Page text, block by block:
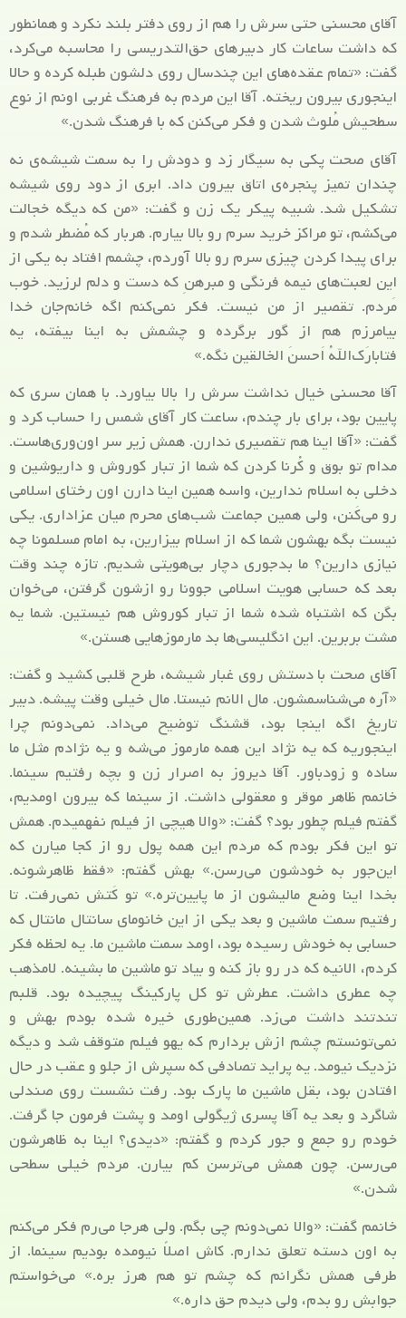
آقای محسنی حتی سرش را هم از روی دفتر بلند نکرد و همانطور
که داشت ساعات کار دبیرهای حق‌التدریسی را محاسبه می‌کرد،
گفت: «تمام عقده‌های این چندسال روی دلشون طبله کرده و حالا
اینجوری بیرون ریخته. آقا این مردم به فرهنگ غربی اونم از نوع
سطحیش مُلوث شدن و فکر می‌کنن که با فرهنگ شدن.»
آقای صحت پکی به سیگار زد و دودش را به سمت شیشه‌ی نه
چندان تمیز پنجره‌ی اتاق بیرون داد. ابری از دود روی شیشه
تشکیل شد. شبیه پیکر یک زن و گفت: «من که دیگه خجالت
می‌کشم، تو مراکز خرید سرم رو بالا بیارم. هربار که مُضطر شدم و
برای پیدا کردن چیزی سرم رو بالا آوردم، چشمم افتاد به یکی از
این لعبت‌های نیمه فرنگی و مبرهنِ که دست و دلم لرزید. خوب
مَردم. تقصیر از من نیست. فکر نمی‌کنم اگه خانم‌جان خدا
بیامرزم هم از گور برگرده و چشمش به اینا بیفته، یه
فتابارَک‌اللهُ اَحسنَ الخالقین نگه.»
آقا محسنی خیال نداشت سرش را بالا بیاورد. با همان سری که
پایین بود، برای بار چندم، ساعت کار آقای شمس را حساب کرد و
گفت: «آقا اینا هم تقصیری ندارن. همش زیر سر اون‌وری‌هاست.
مدام تو بوق و کُرنا کردن که شما از تبار کوروش و داریوشین و
دخلی به اسلام ندارین، واسه همین اینا دارن اون رختای اسلامی
رو می‌کَنن، ولی همین جماعت شب‌های محرم میان عزاداری. یکی
نیست بگه بهشون شما که از اسلام بیزارین، به امام مسلمونا چه
نیازی دارین؟ ما بدجوری دچار بی‌هویتی شدیم. تازه چند وقت
بعد که حسابی هویت اسلامی جوونا رو ازشون گرفتن، می‌خوان
بگن که اشتباه شده شما از تبار کوروش هم نیستین. شما یه
مشت بربرین. این انگلیسی‌ها بد مارموزهایی هستن.»
آقای صحت با دستش روی غبار شیشه، طرح قلبی کشید و گفت:
«آره می‌شناسمشون. مال الانم نیستا. مال خیلی وقت پیشه. دبیر
تاریخ اگه اینجا بود، قشنگ توضیح می‌داد. نمی‌دونم چرا
اینجوریه که یه نژاد این همه مارموز می‌شه و یه نژادم مثل ما
ساده و زودباور. آقا دیروز به اصرار زن و بچه رفتیم سینما.
خانمم ظاهر موقر و معقولی داشت. از سینما که بیرون اومدیم،
گفتم فیلم چطور بود؟ گفت: «والا هیچی از فیلم نفهمیدم. همش
تو این فکر بودم که مردم این همه پول رو از کجا میارن که
این‌جور به خودشون می‌رسن.» بهش گفتم: «فقط ظاهرشونه.
بخدا اینا وضع مالیشون از ما پایین‌تره.» تو کَتش نمی‌رفت. تا
رفتیم سمت ماشین و بعد یکی از این خانومای سانتال مانتال که
حسابی به خودش رسیده بود، اومد سمت ماشین ما. یه لحظه فکر
کردم، الانیه که در رو باز کنه و بیاد تو ماشین ما بشینه. لامذهب
چه عطری داشت. عطرش تو کل پارکینگ پیچیده بود. قلبم
تندتند داشت می‌زد. همین‌طوری خیره شده بودم بهش و
نمی‌تونستم چشم ازش بردارم که یهو فیلم متوقف شد و دیگه
نزدیک نیومد. یه پراید تصادفی که سپرش از جلو و عقب در حال
افتادن بود، بقل ماشین ما پارک بود. رفت نشست روی صندلی
شاگرد و بعد یه آقا پسری ژیگولی اومد و پشت فرمون جا گرفت.
خودم رو جمع و جور کردم و گفتم: «دیدی؟ اینا به ظاهرشون
می‌رسن. چون همش می‌ترسن کم بیارن. مردم خیلی سطحی
شدن.»
خانمم گفت: «والا نمی‌دونم چی بگم. ولی هرجا می‌رم فکر می‌کنم
به اون دسته تعلق ندارم. کاش اصلاً نیومده بودیم سینما. از
طرفی همش نگرانم که چشم تو هم هرز بره.» می‌خواستم
جوابش رو بدم، ولی دیدم حق داره.»